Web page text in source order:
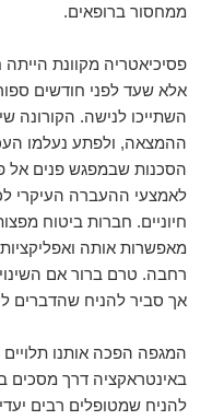
ממחסור ברופאים.
פסיכיאטריה מקוונת
אלא שעד לפני חודשים
השתייכו לנישה. הקורונה
ההמצאה, ולפתע נעלמו
הסכנות שבמפגש פנים אל
לאמצעי ההעברה העיקרי
חיוניים. חברות ביטוח
מאפשרות אותה
רחבה. טרם ברור אם
אך סביר להניח שהדברים
המגפה הפכה אותנו תלויים
באינטראקציה דרך מסכים
להניח שמטופלים רבים